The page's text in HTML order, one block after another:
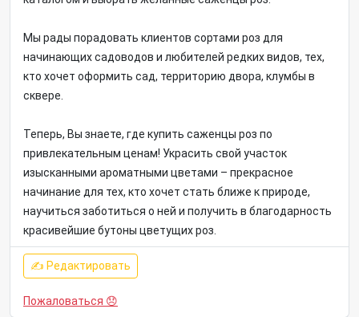
Мы рады порадовать клиентов сортами роз для
начинающих садоводов и любителей редких видов, тех,
кто хочет оформить сад, территорию двора, клумбы в
сквере.
Теперь, Вы знаете, где купить саженцы роз по
привлекательным ценам! Украсить свой участок
изысканными ароматными цветами – прекрасное
начинание для тех, кто хочет стать ближе к природе,
научиться заботиться о ней и получить в благодарность
красивейшие бутоны цветущих роз.
✍ Редактировать
Пожаловаться 😞